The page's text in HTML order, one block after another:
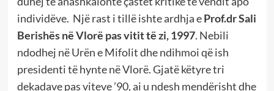
individëve. Një rast i tillë ishte ardhja eProf.dr Sali
Berishës në Vlorë pas vitit të zi, 1997. Nebili
ndodhej në Urën e Mifolit dhe ndihmoi që ish
presidenti të hynte në Vlorë. Gjatë këtyre tri
dekadave pas viteve ’90, ai u ndesh mendërisht dhe